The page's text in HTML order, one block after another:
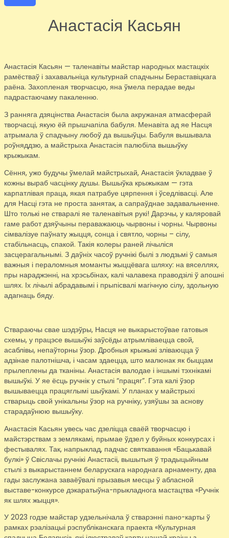
Анастасія Касьян
Анастасія Касьян — таленавіты майстар народных мастацкіх
рамёстваў і захавальніца культурнай спадчыны Бераставіцкага
раёна. Захопленая творчасцю, яна ўмела перадае веды
падрастаючаму пакаленню.
З ранняга дзяцінства Анастасія была акружаная атмасферай
творчасці, якую ёй прышчапіла бабуля. Менавіта ад яе Насця
атрымала ў спадчыну любоў да вышыўцы. Бабуля вышывала
роўняддзю, а майстрыха Анастасія палюбіла вышыўку
крыжыкам.
Сёння, ужо будучы ўмелай майстрыхай, Анастасія ўкладвае ў
кожны выраб часцінку душы. Вышыўка крыжыкам — гэта
карпатлівая праца, якая патрабуе цярпення і ўседлівасці. Але
для Насці гэта не проста занятак, а сапраўднае задавальненне.
Што толькі не стваралі яе таленавітыя рукі! Дарэчы, у каляровай
гаме работ дзяўчыны пераважаюць чырвоны і чорны. Чырвоны
сімвалізуе паўнату жыцця, сонца і святло, чорны – сілу,
стабільнасць, спакой. Такія колеры раней лічыліся
засцерагальнымі. З даўніх часоў ручнікі былі з людзьмі ў самыя
важныя і пераломныя моманты жыццёвага шляху: на вяселлях,
пры нараджэнні, на хрэсьбінах, калі чалавека праводзілі ў апошні
шлях. Іх лічылі абрадавымі і прыпісвалі магічную сілу, здольную
адагнаць бяду.
Ствараючы свае шэдэўры, Насця не выкарыстоўвае гатовыя
схемы, у працэсе вышыўкі заўсёды атрымліваецца свой,
асаблівы, непаўторны ўзор. Дробныя крыжыкі зліваюцца ў
адзінае палотнішча, і часам здаецца, што малюнак як быццам
прылеплены да тканіны. Анастасія валодае і іншымі тэхнікамі
вышыўкі. У яе ёсць ручнік у стылі “працяг”. Гэта калі ўзор
вышываецца працяглымі шыўкамі. У планах у майстрыхі
стварыць свой унікальны ўзор на ручніку, узяўшы за аснову
старадаўнюю вышыўку.
Анастасія Касьян увесь час дзеліцца сваёй творчасцю і
майстэрствам з землякамі, прымае ўдзел у буйных конкурсах і
фестывалях. Так, напрыклад, падчас святкавання «Бацькавай
булкі» ў Свіслачы ручнікі Анастасіі, вышытыя ў традыцыйным
стылі з выкарыстаннем беларускага народнага арнаменту, два
гады заслужана заваёўвалі прызавыя месцы ў абласной
выставе-конкурсе дэкаратыўна-прыкладнога мастацтва «Ручнік
як шлях жыцця».
У 2023 годзе майстар удзельнічала ў стварэнні пано-карты ў
рамках рэалізацыі рэспубліканскага праекта «Культурная